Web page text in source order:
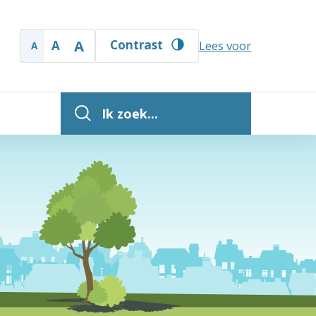
A A A Contrast Lees voor
Ik zoek...